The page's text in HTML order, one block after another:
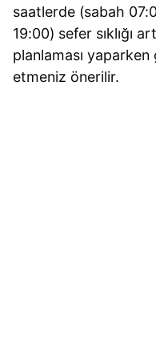
saatlerde (sabah
19:00) sefer sıklığı
planlaması
etmeniz önerilir.